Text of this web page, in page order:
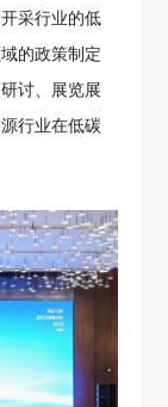
采行业的低
的政策制定
讨、展览展
行业在低碳